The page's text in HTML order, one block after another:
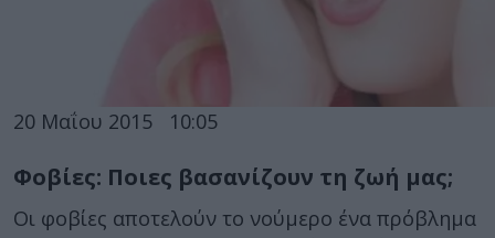
20 Μαΐου 2015 10:05
Φοβίες: Ποιες βασανίζουν τη ζωή μας;
Οι φοβίες αποτελούν το νούμερο ένα πρόβλημα